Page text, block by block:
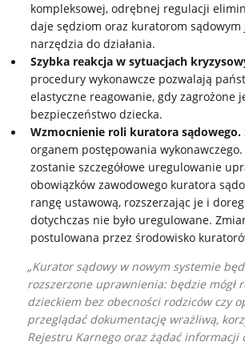
kompleksowej, odrębnej regulacji
daje sędziom oraz kuratorom
narzędzia do działania.
Szybka reakcja w sytuacjach
procedury wykonawcze pozwalają
elastyczne reagowanie, gdy zagrożone
bezpieczeństwo dziecka.
Wzmocnienie roli kuratora sądowego.
organem postępowania
zostanie szczegółowe uregulowanie
obowiązków zawodowego kuratora
rangę ustawową, rozszerzając je i
dotychczas nie było uregulowane.
postulowana przez środowisko
Kurator sądowy w nowym systemie
rozszerzone uprawnienia: będzie mógł
dzieckiem bez obecności rodziców czy
przeglądać dokumentację wrażliwą,
Rejestru Karnego oraz żądać informacji